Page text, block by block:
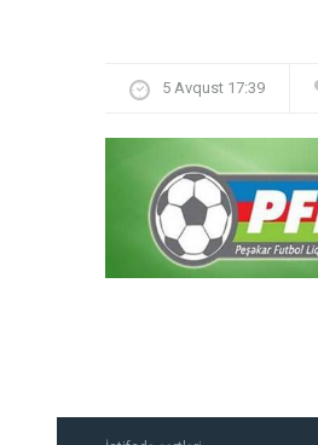
5 Avqust 17:39